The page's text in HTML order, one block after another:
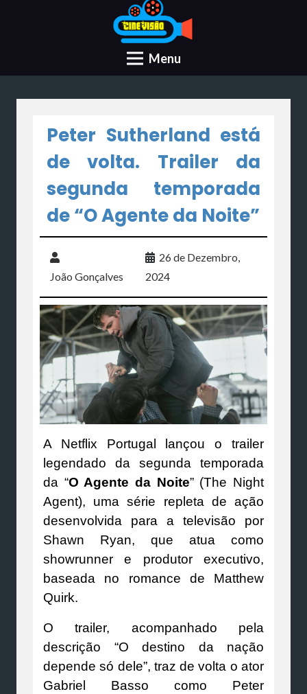
Menu
Peter Sutherland está
de volta. Trailer da
segunda temporada
de “O Agente da Noite”
João Gonçalves
26 de Dezembro,
2024
A Netflix Portugal lançou o trailer
legendado da segunda temporada
da “O Agente da Noite” (The Night
Agent), uma série repleta de ação
desenvolvida para a televisão por
Shawn Ryan, que atua como
showrunner e produtor executivo,
baseada no romance de Matthew
Quirk.
O trailer, acompanhado pela
descrição “O destino da nação
depende só dele”, traz de volta o ator
Gabriel Basso como Peter